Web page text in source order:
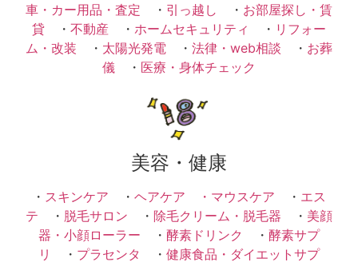
車・カー用品・査定 ・ 引っ越し ・ お部屋探し・賃
貸 ・ 不動産 ・ ホームセキュリティ ・ リフォー
ム・改装 ・ 太陽光発電 ・ 法律・web相談 ・ お葬
儀 ・ 医療・身体チェック
美容・健康
・ スキンケア ・ ヘアケア ・ マウスケア ・ エス
テ ・ 脱毛サロン ・ 除毛クリーム・脱毛器 ・ 美顔
器・小顔ローラー ・ 酵素ドリンク ・ 酵素サプ
リ
・ プラセンタ ・ 健康食品・ダイエットサプ